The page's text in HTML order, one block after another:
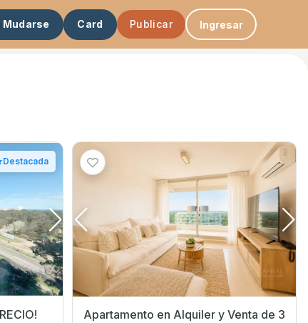
Mudarse Card Publicar Ingresar
Destacada
Apartamento en Alquiler y Venta de 3